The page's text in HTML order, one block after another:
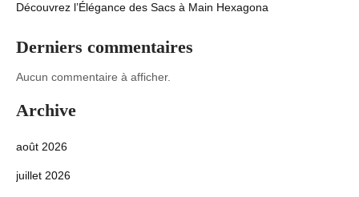
Découvrez l’Élégance des Sacs à Main Hexagona
Derniers commentaires
Aucun commentaire à afficher.
Archive
août 2026
juillet 2026